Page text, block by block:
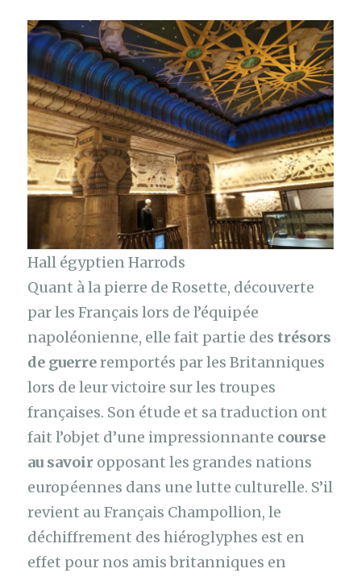
Hall égyptien Harrods
Quant à la pierre de Rosette, découverte
par les Français lors de l’équipée
napoléonienne, elle fait partie des trésors
de guerreremportés par les Britanniques
lors de leur victoire sur les troupes
françaises. Son étude et sa traduction ont
fait l’objet d’une impressionnante course
au savoir opposant les grandes nations
européennes dans une lutte culturelle. S’il
revient au Français Champollion, le
déchiffrement des hiéroglyphes est en
effet pour nos amis britanniques en